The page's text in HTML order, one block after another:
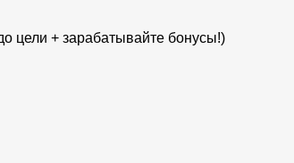
цели + зарабатывайте бонусы!)